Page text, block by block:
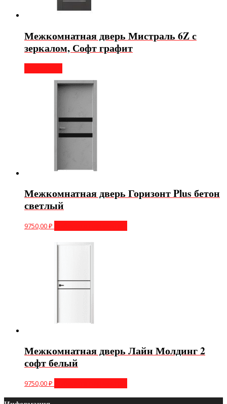
Межкомнатная дверь Мистраль 6Z с
зеркалом, Софт графит
Межкомнатная дверь Горизонт Plus бетон
светлый
9750,00₽
Межкомнатная дверь Лайн Молдинг 2
софт белый
9750,00₽